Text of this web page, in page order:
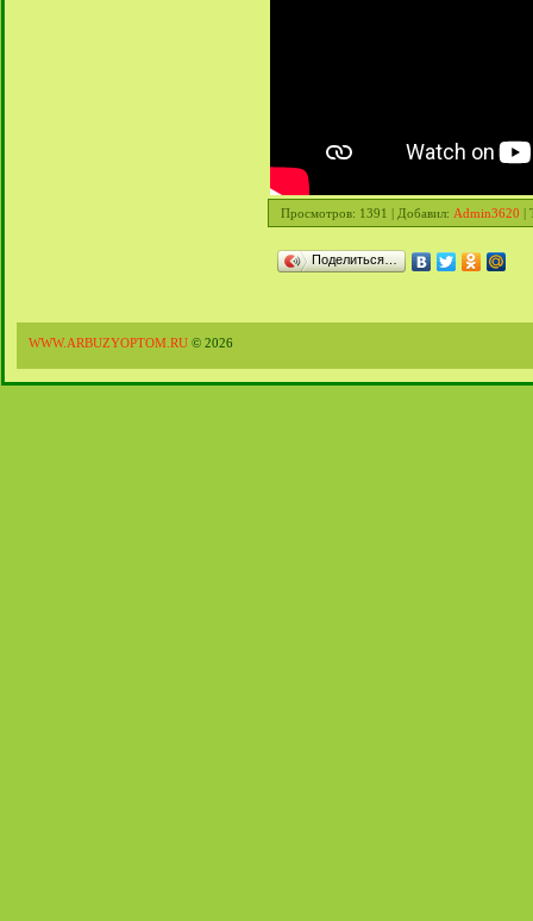
Просмотров: 1391 | Добавил: Admin3620 |
Поделиться…
WWW.ARBUZYOPTOM.RU © 2026